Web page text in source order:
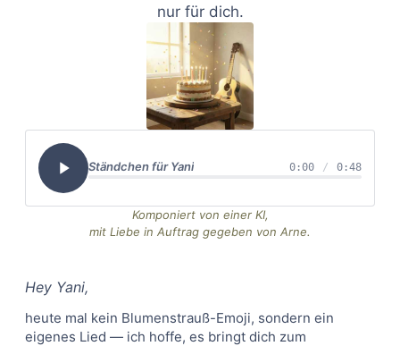
nur für dich.
Ständchen für Yani 0:00 / 0:48
Komponiert von einer KI,
mit Liebe in Auftrag gegeben von Arne.
Hey Yani,
heute mal kein Blumenstrauß-Emoji, sondern ein
eigenes Lied — ich hoffe, es bringt dich zum